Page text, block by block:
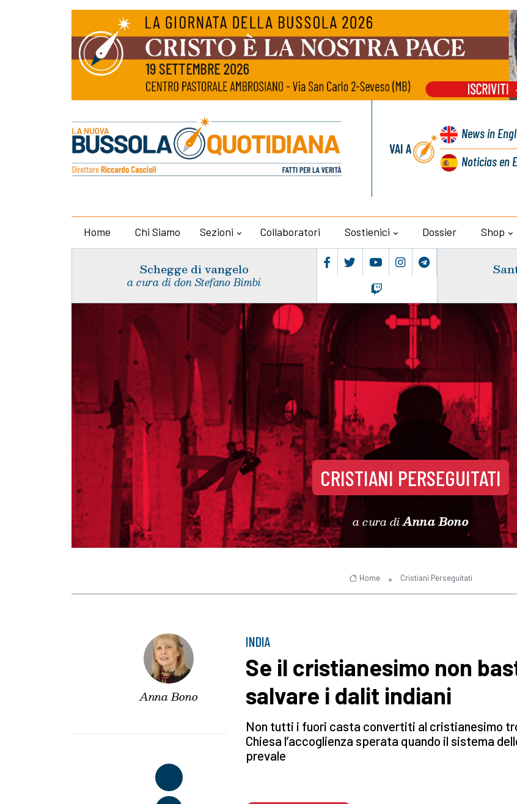
VAI A
Newsin
Noticiasen
Home Chi Siamo Sezioni Collaboratori Sostienici Dossier Shop
Schegge di vangelo
a cura di don Stefano Bimbi
CRISTIANI PERSEGUITATI
a cura diAnna Bono
Home Cristiani Perseguitati
Anna Bono
INDIA
Se il cristianesimo non
salvare i dalit indiani
Non tutti i fuori casta convertiti al cristianesimo
Chiesa l’accoglienza sperata quando il sistema
prevale